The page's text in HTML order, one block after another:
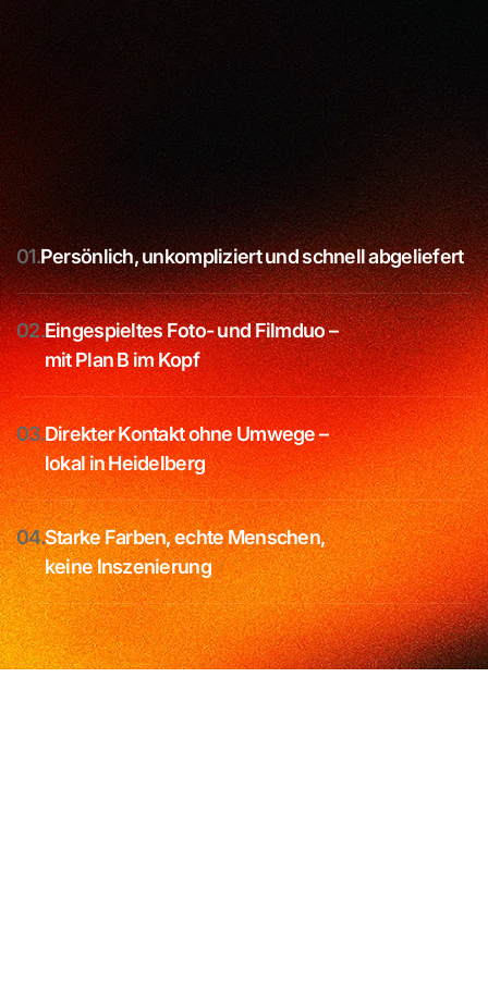
01.Persönlich, unkompliziert und schnell abgeliefert
02.Eingespieltes Foto- und Filmduo –
mit Plan B im Kopf
03.Direkter Kontakt ohne Umwege –
lokal in Heidelberg
04.Starke Farben, echte Menschen,
keine Inszenierung